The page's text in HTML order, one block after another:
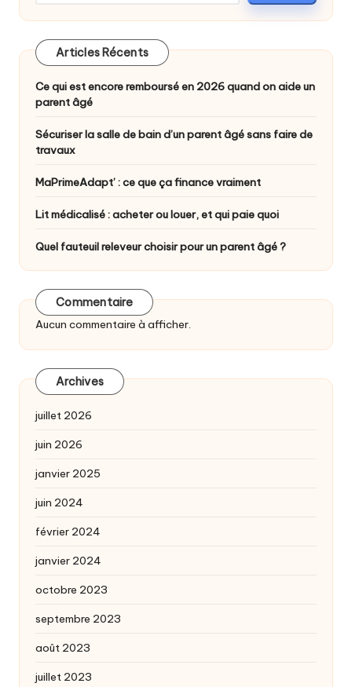
Articles Récents
Ce qui est encore remboursé en 2026 quand on aide un
parent âgé
Sécuriser la salle de bain d’un parent âgé sans faire de
travaux
MaPrimeAdapt’ : ce que ça finance vraiment
Lit médicalisé : acheter ou louer, et qui paie quoi
Quel fauteuil releveur choisir pour un parent âgé ?
Commentaire
Aucun commentaire à afficher.
Archives
juillet 2026
juin 2026
janvier 2025
juin 2024
février 2024
janvier 2024
octobre 2023
septembre 2023
août 2023
juillet 2023